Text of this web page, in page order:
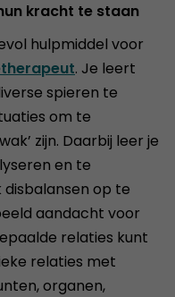
kracht te staan
hulpmiddel voor
. Je leert
spieren te
om te
zijn. Daarbij leer je
en te
op te
aandacht voor
relaties kunt
relaties met
organen,